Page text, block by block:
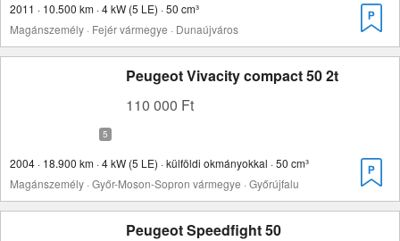
2011 · 10.500 km · 4 kW (5 LE) · 50 cm³
Magánszemély · Fejér vármegye · Dunaújváros
Peugeot Vivacity compact 50 2t
110 000 Ft
2004 · 18.900 km · 4 kW (5 LE) · külföldi okmányokkal · 50 cm³
Magánszemély · Győr-Moson-Sopron vármegye · Győrújfalu
Peugeot Speedfight 50